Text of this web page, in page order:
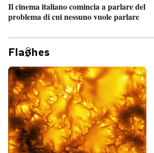
Il cinema italiano comincia a parlare del
problema di cui nessuno vuole parlare
Fla hes